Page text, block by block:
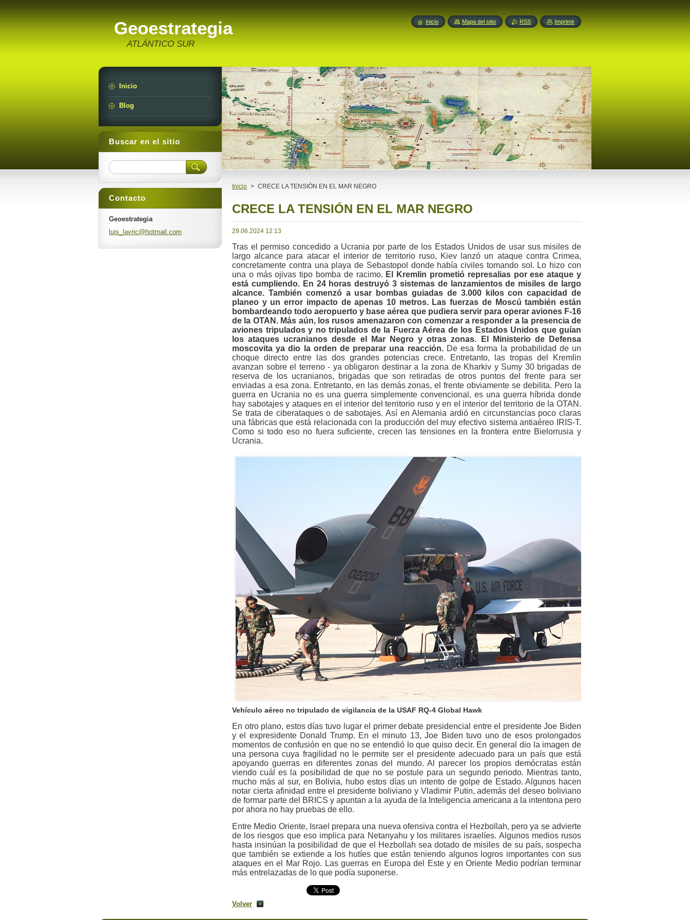
Geoestrategia
ATLÁNTICO SUR
Inicio > CRECE LA TENSIÓN EN EL MAR NEGRO
CRECE LA TENSIÓN EN EL MAR NEGRO
29.06.2024 12:13
Tras el permiso concedido a Ucrania por parte de los Estados Unidos de usar sus misiles de
largo alcance para atacar el interior de territorio ruso, Kiev lanzó un ataque contra Crimea,
concretamente contra una playa de Sebastopol donde había civiles tomando sol. Lo hizo con
una o más ojivas tipo bomba de racimo. El Kremlin prometió represalias por ese ataque y
está cumpliendo. En 24 horas destruyó 3 sistemas de lanzamientos de misiles de largo
alcance. También comenzó a usar bombas guiadas de 3.000 kilos con capacidad de
planeo y un error impacto de apenas 10 metros. Las fuerzas de Moscú también están
bombardeando todo aeropuerto y base aérea que pudiera servir para operar aviones F-16
de la OTAN. Más aún, los rusos amenazaron con comenzar a responder a la presencia de
aviones tripulados y no tripulados de la Fuerza Aérea de los Estados Unidos que guían
los ataques ucranianos desde el Mar Negro y otras zonas. El Ministerio de Defensa
moscovita ya dio la orden de preparar una reacción. De esa forma la probabilidad de un
choque directo entre las dos grandes potencias crece. Entretanto, las tropas del Kremlin
avanzan sobre el terreno - ya obligaron destinar a la zona de Kharkiv y Sumy 30 brigadas de
reserva de los ucranianos, brigadas que son retiradas de otros puntos del frente para ser
enviadas a esa zona. Entretanto, en las demás zonas, el frente obviamente se debilita. Pero la
guerra en Ucrania no es una guerra simplemente convencional, es una guerra híbrida donde
hay sabotajes y ataques en el interior del territorio ruso y en el interior del territorio de la OTAN.
Se trata de ciberataques o de sabotajes. Así en Alemania ardió en circunstancias poco claras
una fábricas que está relacionada con la producción del muy efectivo sistema antiaéreo IRIS-T.
Como si todo eso no fuera suficiente, crecen las tensiones en la frontera entre Bielorrusia y
Ucrania.
Vehículo aéreo no tripulado de vigilancia de la USAF RQ-4 Global Hawk
En otro plano, estos días tuvo lugar el primer debate presidencial entre el presidente Joe Biden
y el expresidente Donald Trump. En el minuto 13, Joe Biden tuvo uno de esos prolongados
momentos de confusión en que no se entendió lo que quiso decir. En general dio la imagen de
una persona cuya fragilidad no le permite ser el presidente adecuado para un país que está
apoyando guerras en diferentes zonas del mundo. Al parecer los propios demócratas están
viendo cuál es la posibilidad de que no se postule para un segundo periodo. Mientras tanto,
mucho más al sur, en Bolivia, hubo estos días un intento de golpe de Estado. Algunos hacen
notar cierta afinidad entre el presidente boliviano y Vladimir Putin, además del deseo boliviano
de formar parte del BRICS y apuntan a la ayuda de la Inteligencia americana a la intentona pero
por ahora no hay pruebas de ello.
Entre Medio Oriente, Israel prepara una nueva ofensiva contra el Hezbollah, pero ya se advierte
de los riesgos que eso implica para Netanyahu y los militares israelíes. Algunos medios rusos
hasta insinúan la posibilidad de que el Hezbollah sea dotado de misiles de su país, sospecha
que también se extiende a los hutíes que están teniendo algunos logros importantes con sus
ataques en el Mar Rojo. Las guerras en Europa del Este y en Oriente Medio podrían terminar
más entrelazadas de lo que podía suponerse.
Volver
Inicio
Blog
Buscar en el sitio
Contacto
Geoestrategia
luis_lavric@hotmail.com
Inicio Mapa del sitio RSS Imprimir